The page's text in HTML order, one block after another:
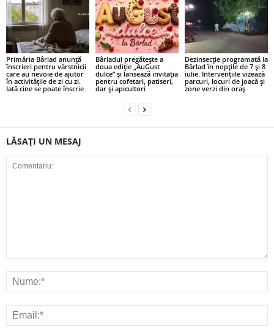
Primăria Bârlad anunță
înscrieri pentru vârstnicii
care au nevoie de ajutor
în activitățile de zi cu zi.
Iată cine se poate înscrie
Bârladul pregătește a
doua ediție „AuGust
dulce” și lansează invitația
pentru cofetari, patiseri,
dar și apicultori
Dezinsecție programată la
Bârlad în nopțile de 7 și 8
iulie. Intervențiile vizează
parcuri, locuri de joacă și
zone verzi din oraș
LĂSAȚI UN MESAJ